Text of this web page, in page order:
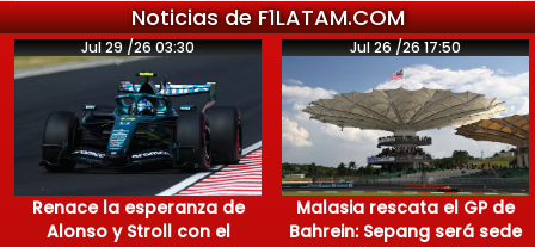
Noticias de F1LATAM.COM
Jul 29 /26 03:30
Renace la esperanza de
Alonso y Stroll con el
Jul 26 /26 17:50
Malasia rescata el GP de
Bahrein: Sepang será sede